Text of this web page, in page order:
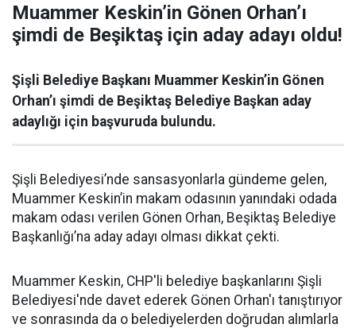
Muammer Keskin’in Gönen Orhan’ı
şimdi de Beşiktaş için aday adayı oldu!
Şişli Belediye Başkanı Muammer Keskin’in Gönen
Orhan’ı şimdi de Beşiktaş Belediye Başkan aday
adaylığı için başvuruda bulundu.
Şişli Belediyesi’nde sansasyonlarla gündeme gelen,
Muammer Keskin’in makam odasının yanındaki odada
makam odası verilen Gönen Orhan, Beşiktaş Belediye
Başkanlığı’na aday adayı olması dikkat çekti.
Muammer Keskin, CHP'li belediye başkanlarını Şişli
Belediyesi'nde davet ederek Gönen Orhan'ı tanıştırıyor
ve sonrasında da o belediyelerden doğrudan alımlarla